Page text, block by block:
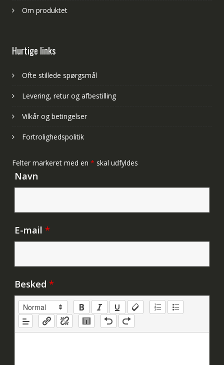
Om produktet
Hurtige links
Ofte stillede spørgsmål
Levering, retur og afbestilling
Vilkår og betingelser
Fortrolighedspolitik
Felter markeret med en * skal udfyldes
Navn
E-mail *
Besked *